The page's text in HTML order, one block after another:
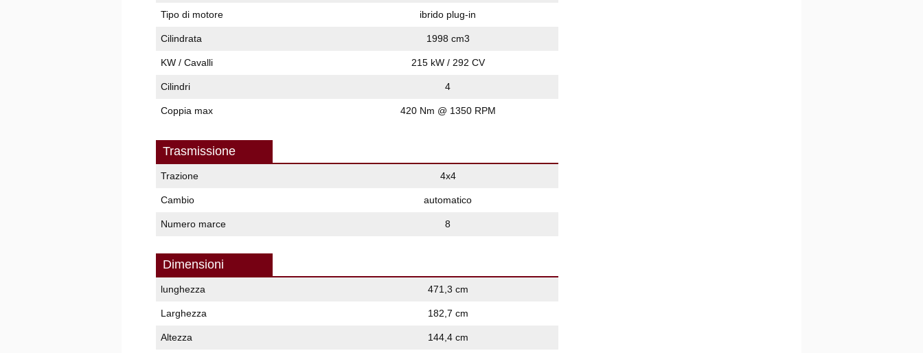
Tipo di motore ibrido plug-in
Cilindrata 1998 cm3
KW / Cavalli 215 kW / 292 CV
Cilindri 4
Coppia max 420 Nm @ 1350 RPM
Trasmissione
Trazione 4x4
Cambio automatico
Numero marce 8
Dimensioni
lunghezza 471,3 cm
Larghezza 182,7 cm
Altezza 144,4 cm